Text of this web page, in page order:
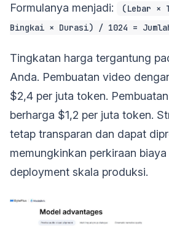
Formulanya menjadi:
(Lebar ×
Bingkai × Durasi) / 1024 =
Tingkatan harga tergantung
Anda. Pembuatan video
$2,4 per juta token.
berharga $1,2 per juta token.
tetap transparan dan dapat
memungkinkan perkiraan
deployment skala produksi.